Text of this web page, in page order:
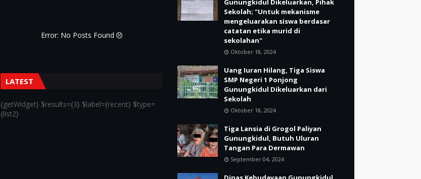
Error: No Posts Found
LATEST
{getWidget} $results={3} $label={recent} $type=
{list2}
Gunungkidul Dikeluarkan, Pihak
Sekolah; "Untuk mekanisme
mengeluarakan siswa berdasar
catatan etika murid di
sekolahan"
Oktober 18, 2024
Uang Iuran Hilang, Tiga Siswa
SMP Negeri 1 Ponjong
Gunungkidul Dikeluarkan dari
Sekolah
Oktober 18, 2024
Tiga Lansia di Grogol Paliyan
Gunungkidul, Butuh Uluran
Tangan Para Dermawan
September 04, 2024